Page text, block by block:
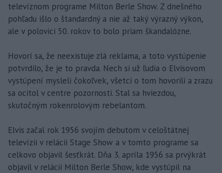
televíznom programe Milton Berle Show. Z dnešného
pohľadu išlo o štandardný a nie až taký výrazný výkon,
ale v polovici 50. rokov to bolo priam škandalózne.
Hovorí sa, že neexistuje zlá reklama, a toto vystúpenie
potvrdilo, že je to pravda. Nech si už ľudia o Elvisovom
vystúpení mysleli čokoľvek, všetci o tom hovorili a zrazu
sa ocitol v centre pozornosti. Stal sa hviezdou,
skutočným rokenrolovým rebelantom.
Elvis začal rok 1956 svojím debutom v celoštátnej
televízii v relácii Stage Show a v tomto programe sa
celkovo objavil šesťkrát. Dňa 3. apríla 1956 sa prvýkrát
objavil v relácii Milton Berle Show, kde vystúpil na